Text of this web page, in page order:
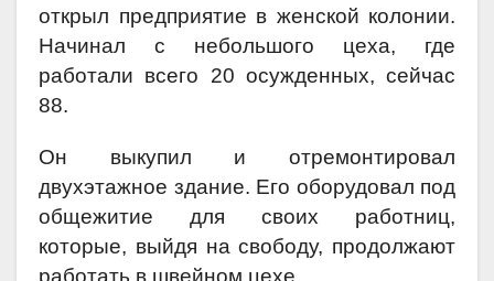
открыл предприятие в женской колонии.
Начинал с небольшого цеха, где
работали всего 20 осужденных, сейчас
88.
Он выкупил и отремонтировал
двухэтажное здание. Его оборудовал под
общежитие для своих работниц,
которые, выйдя на свободу, продолжают